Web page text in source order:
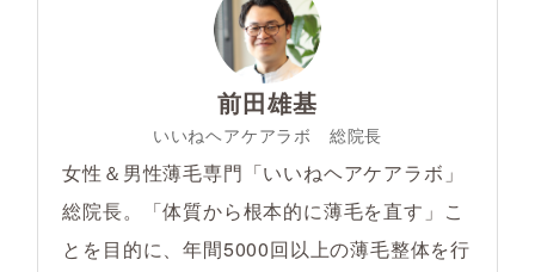
前田雄基
いいねヘアケアラボ 総院長
女性＆男性薄毛専門「いいねヘアケアラボ」
総院長。「体質から根本的に薄毛を直す」こ
とを目的に、年間5000回以上の薄毛整体を行